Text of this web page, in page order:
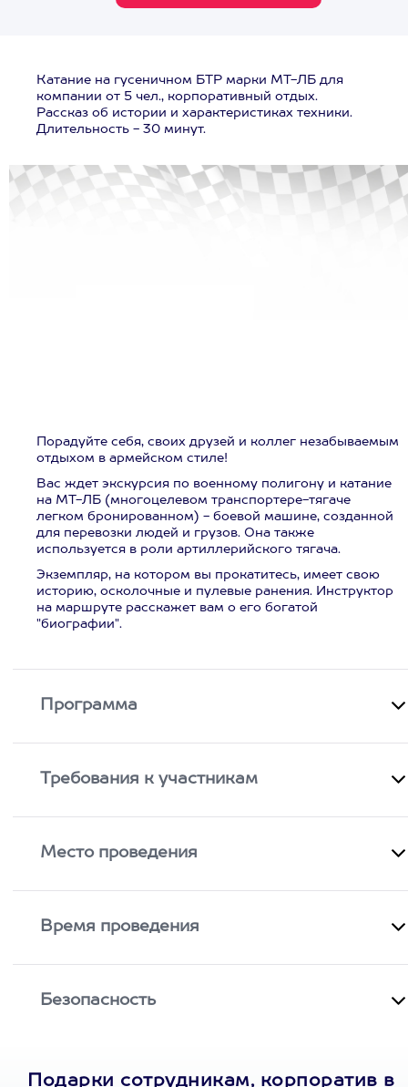
Катание на гусеничном БТР марки МТ-ЛБ для
компании от 5 чел., корпоративный отдых.
Рассказ об истории и характеристиках техники.
Длительность - 30 минут.
Порадуйте себя, своих друзей и коллег незабываемым
отдыхом в армейском стиле!
Вас ждет экскурсия по военному полигону и катание
на МТ-ЛБ (многоцелевом транспортере-тягаче
легком бронированном) - боевой машине, созданной
для перевозки людей и грузов. Она также
используется в роли артиллерийского тягача.
Экземпляр, на котором вы прокатитесь, имеет свою
историю, осколочные и пулевые ранения. Инструктор
на маршруте расскажет вам о его богатой
"биографии".
Программа
Требования к участникам
Место проведения
Время проведения
Безопасность
Подарки сотрудникам, корпоратив в